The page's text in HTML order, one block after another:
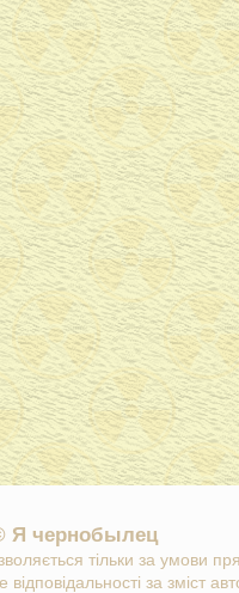
Я чернобылец
тільки за умови
за зміст